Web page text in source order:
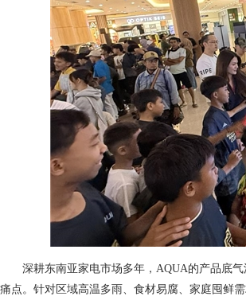
深耕东南亚家电市场多年，AQUA的产品底
痛点。针对区域高温多雨、食材易腐、家庭囤鲜